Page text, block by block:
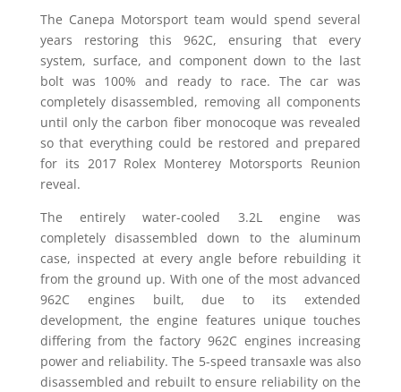
The Canepa Motorsport team would spend several
years restoring this 962C, ensuring that every
system, surface, and component down to the last
bolt was 100% and ready to race. The car was
completely disassembled, removing all components
until only the carbon fiber monocoque was revealed
so that everything could be restored and prepared
for its 2017 Rolex Monterey Motorsports Reunion
reveal.
The entirely water-cooled 3.2L engine was
completely disassembled down to the aluminum
case, inspected at every angle before rebuilding it
from the ground up. With one of the most advanced
962C engines built, due to its extended
development, the engine features unique touches
differing from the factory 962C engines increasing
power and reliability. The 5-speed transaxle was also
disassembled and rebuilt to ensure reliability on the